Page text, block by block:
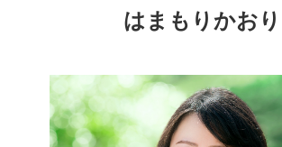
はまもりかおり